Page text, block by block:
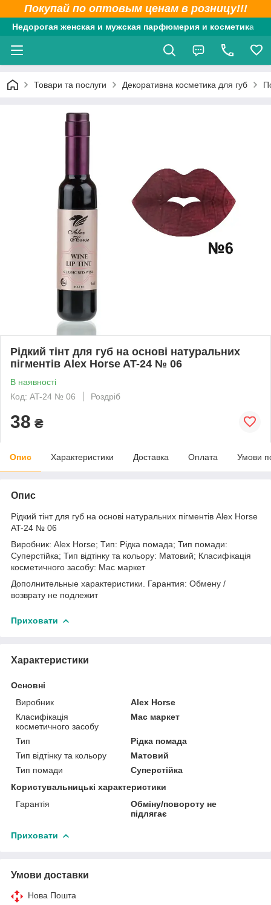
Покупай по оптовым ценам в розницу!!!
Недорогая женская и мужская парфюмерия и косметика
Товари та послуги Декоративна косметика для губ
Рідкий тінт для губ на основі натуральних
пігментів Alex Horse AT-24 № 06
В наявності
Код: AT-24 № 06
Роздріб
38 ₴
Опис Характеристики Доставка Оплата Умови
Опис
Рідкий тінт для губ на основі натуральних пігментів Alex Horse
AT-24 № 06
Виробник: Alex Horse; Тип: Рідка помада; Тип помади:
Суперстійка; Тип відтінку та кольору: Матовий; Класифікація
косметичного засобу: Мас маркет
Дополнительные характеристики. Гарантия: Обмену /
возврату не подлежит
Приховати
Характеристики
Основні
Виробник
Alex Horse
Класифікація
косметичного засобу
Мас маркет
Тип
Рідка помада
Тип відтінку та кольору
Матовий
Тип помади
Суперстійка
Користувальницькі характеристики
Гарантія
Обміну/повороту не
підлягає
Приховати
Умови доставки
Нова Пошта